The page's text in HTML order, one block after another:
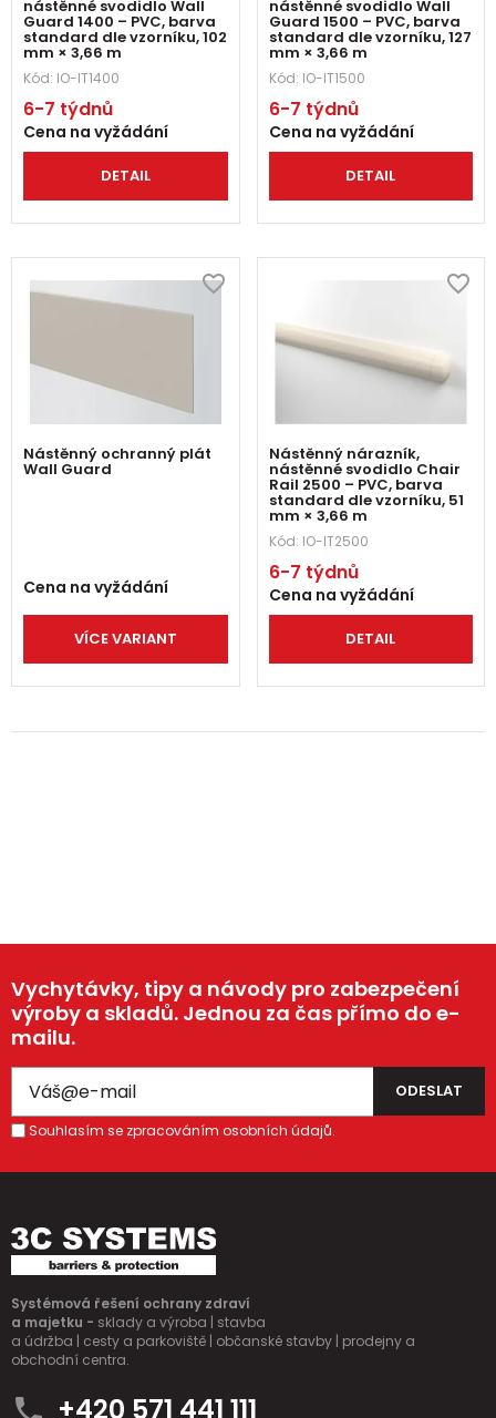
nástěnné svodidlo Wall
Guard 1400 – PVC, barva
standard dle vzorníku, 102
mm × 3,66 m
Kód: IO-IT1400
6-7 týdnů
Cena na vyžádání
DETAIL
nástěnné svodidlo Wall
Guard 1500 – PVC, barva
standard dle vzorníku, 127
mm × 3,66 m
Kód: IO-IT1500
6-7 týdnů
Cena na vyžádání
DETAIL
Nástěnný ochranný plát
Wall Guard
Cena na vyžádání
VÍCE VARIANT
Nástěnný nárazník,
nástěnné svodidlo Chair
Rail 2500 – PVC, barva
standard dle vzorníku, 51
mm × 3,66 m
Kód: IO-IT2500
6-7 týdnů
Cena na vyžádání
DETAIL
Vychytávky, tipy a návody pro zabezpečení
výroby a skladů. Jednou za čas přímo do e-
mailu.
Souhlasím se zpracováním osobních údajů.
Systémová řešení ochrany zdraví
a majetku - sklady a výroba | stavba
a údržba | cesty a parkoviště | občanské stavby | prodejny a
obchodní centra.
+420 571 441 111